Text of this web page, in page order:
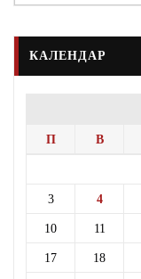
КАЛЕНДАР
П В
3 4
10 11
17 18